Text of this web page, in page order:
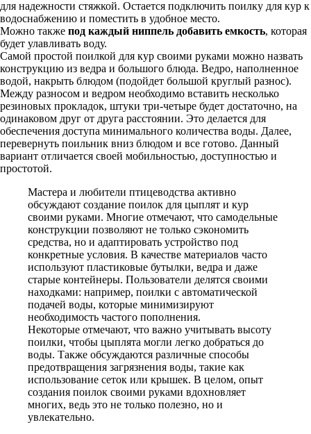
для надежности стяжкой. Остается подключить поилку для кур к
водоснабжению и поместить в удобное место.
Можно также под каждый ниппель добавить емкость, которая
будет улавливать воду.
Самой простой поилкой для кур своими руками можно назвать
конструкцию из ведра и большого блюда. Ведро, наполненное
водой, накрыть блюдом (подойдет большой круглый разнос).
Между разносом и ведром необходимо вставить несколько
резиновых прокладок, штуки три-четыре будет достаточно, на
одинаковом друг от друга расстоянии. Это делается для
обеспечения доступа минимального количества воды. Далее,
перевернуть поильник вниз блюдом и все готово. Данный
вариант отличается своей мобильностью, доступностью и
простотой.
Мастера и любители птицеводства активно
обсуждают создание поилок для цыплят и кур
своими руками. Многие отмечают, что самодельные
конструкции позволяют не только сэкономить
средства, но и адаптировать устройство под
конкретные условия. В качестве материалов часто
используют пластиковые бутылки, ведра и даже
старые контейнеры. Пользователи делятся своими
находками: например, поилки с автоматической
подачей воды, которые минимизируют
необходимость частого пополнения.
Некоторые отмечают, что важно учитывать высоту
поилки, чтобы цыплята могли легко добраться до
воды. Также обсуждаются различные способы
предотвращения загрязнения воды, такие как
использование сеток или крышек. В целом, опыт
создания поилок своими руками вдохновляет
многих, ведь это не только полезно, но и
увлекательно.